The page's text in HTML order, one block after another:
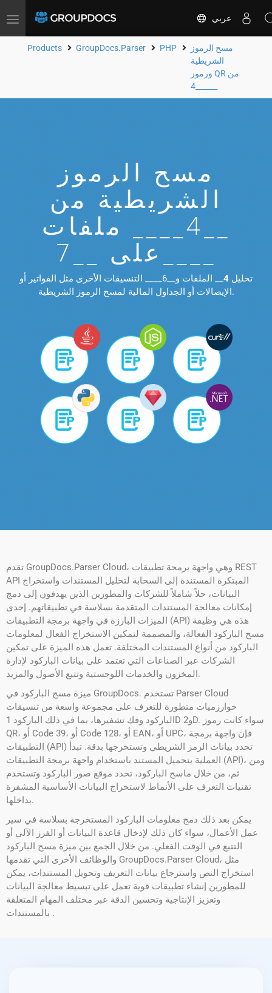
Toggle
عربي
Products GroupDocs.Parser PHP
مسح الرموز
الشريطية
ورموز QR من
مسح الرموز
الشريطية من
__4____ ملفات
تحليل 4
__ الملفات و__6____ التنسيقات الأخرى مثل الفواتير أو
الإيصالات أو الجداول المالية لمسح الرموز الشريطية.
تقدم GroupDocs.Parser Cloud، وهي واجهة برمجة تطبيقات REST
API المبتكرة المستندة إلى السحابة لتحليل المستندات واستخراج
البيانات، حلاً شاملاً للشركات والمطورين الذين يهدفون إلى دمج
إمكانات معالجة المستندات المتقدمة بسلاسة في تطبيقاتهم. إحدى
الميزات البارزة في واجهة برمجة التطبيقات (API) هذه هي وظيفة
مسح الباركود الفعالة، والمصممة لتمكين الاستخراج الفعال لمعلومات
الباركود من أنواع المستندات المختلفة. تعمل هذه الميزة على تمكين
الشركات عبر الصناعات التي تعتمد على بيانات الباركود لإدارة
المخزون والخدمات اللوجستية وتتبع الأصول والمزيد.
ميزة مسح الباركود في GroupDocs. تستخدم Parser Cloud
خوارزميات متطورة للتعرف على مجموعة واسعة من تنسيقات
الباركود وفك تشفيرها، بما في ذلك الباركود 1D و2D. سواء كانت رموز
QR، أو Code 39، أو Code 128، أو EAN، أو UPC، فإن واجهة برمجة
التطبيقات (API) تحدد بيانات الرمز الشريطي وتستخرجها بدقة. تبدأ
العملية بتحميل المستند باستخدام واجهة برمجة التطبيقات (API)، ومن
ثم، من خلال ماسح الباركود، تحدد موقع صور الباركود وتستخدم
تقنيات التعرف على الأنماط لاستخراج البيانات الأساسية المشفرة
بداخلها.
يمكن بعد ذلك دمج معلومات الباركود المستخرجة بسلاسة في سير
عمل الأعمال، سواء كان ذلك لإدخال قاعدة البيانات أو الفرز الآلي أو
التتبع في الوقت الفعلي. من خلال الجمع بين ميزة مسح الباركود
والوظائف الأخرى التي تقدمها GroupDocs.Parser Cloud، مثل
استخراج النص واسترجاع بيانات التعريف وتحويل المستندات، يمكن
للمطورين إنشاء تطبيقات قوية تعمل على تبسيط معالجة البيانات
وتعزيز الإنتاجية وتحسين الدقة عبر مختلف المهام المتعلقة
بالمستندات .